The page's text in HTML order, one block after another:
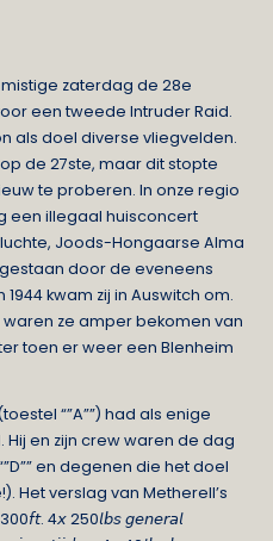
zaterdag de 28e
een tweede Intruder Raid.
als doel diverse vliegvelden.
de 27ste, maar dit stopte
te proberen. In onze regio
een illegaal huisconcert
Joods-Hongaarse Alma
door de eveneens
kwam zij in Auswitch om.
ze amper bekomen van
toen er weer een Blenheim
“”A””) had als enige
en zijn crew waren de dag
en degenen die het doel
Het verslag van Metherell’s
4𝘹 250𝘭𝘣𝘴 𝘨𝘦𝘯𝘦𝘳𝘢𝘭